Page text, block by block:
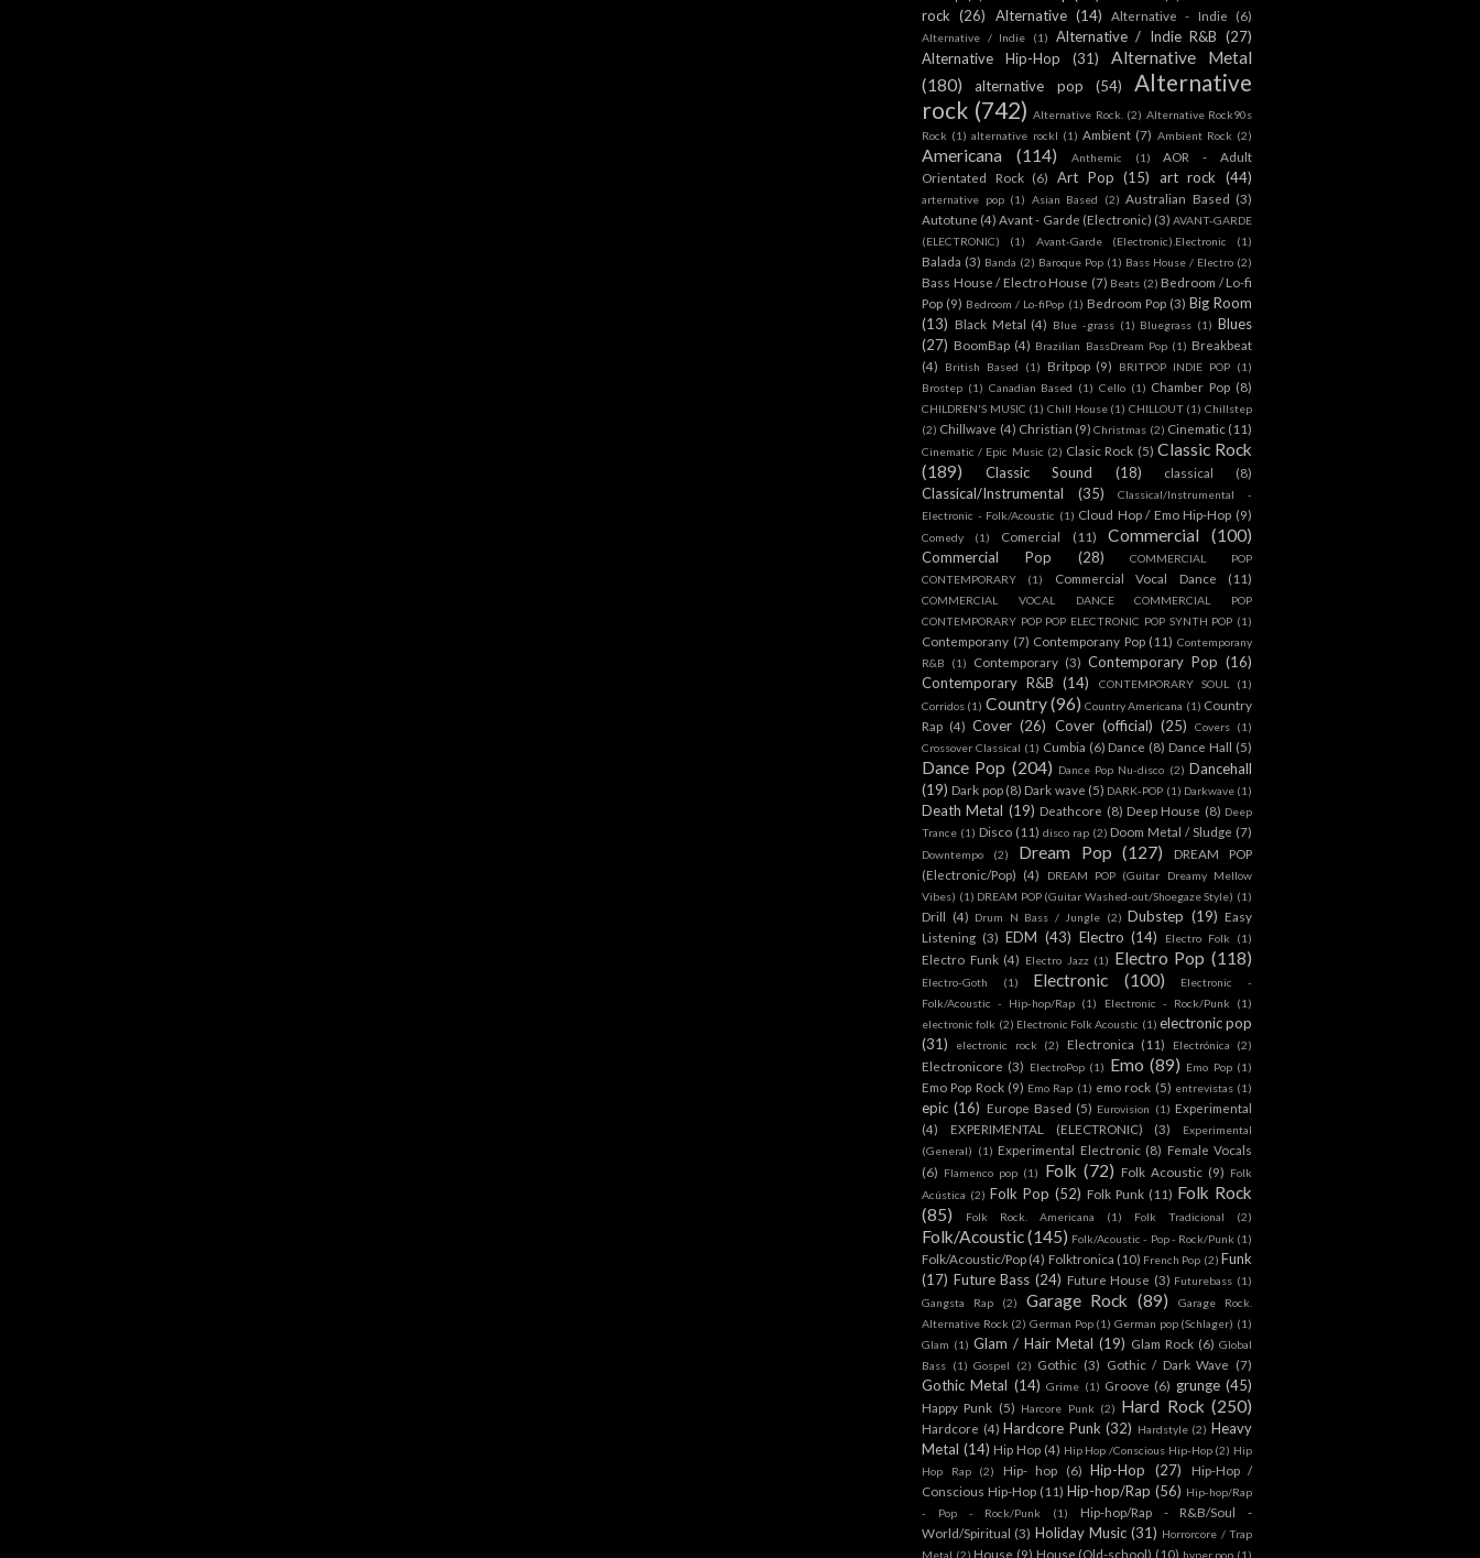
rock (26) Alternative (14) Alternative - Indie (6)
Alternative / Indie (1) Alternative / Indie R&B (27)
Alternative Hip-Hop
(31)
Alternative Metal
(180)
alternative pop (54)
Alternative
rock (742) Alternative Rock. (2) Alternative Rock90s
Rock (1) alternative rockl (1) Ambient (7) Ambient Rock (2)
Americana (114) Anthemic (1)
AOR - Adult
Orientated Rock (6) Art Pop (15) art rock (44)
arternative pop (1) Asian Based (2) Australian Based (3)
Autotune (4) Avant - Garde (Electronic) (3) AVANT-GARDE
(ELECTRONIC)
(1) Avant-Garde (Electronic).Electronic (1)
Balada (3) Banda (2) Baroque Pop (1) Bass House / Electro (2)
Bass House / Electro House (7) Beats (2) Bedroom / Lo-fi
Pop (9) Bedroom / Lo-fiPop (1) Bedroom Pop (3) Big Room
(13) Black Metal (4) Blue -grass (1) Bluegrass (1) Blues
(27) BoomBap (4) Brazilian BassDream Pop (1) Breakbeat
(4)
British Based (1) Britpop (9) BRITPOP INDIE POP (1)
Brostep (1) Canadian Based (1) Cello (1) Chamber Pop (8)
CHILDREN'S MUSIC (1) Chill House (1) CHILLOUT (1) Chillstep
(2) Chillwave (4) Christian (9) Christmas (2) Cinematic (11)
Cinematic / Epic Music (2) Clasic Rock (5) Classic Rock
(189)
Classic Sound (18) classical (8)
Classical/Instrumental (35)
Classical/Instrumental -
Electronic - Folk/Acoustic (1) Cloud Hop / Emo Hip-Hop (9)
Comedy (1) Comercial (11) Commercial (100)
Commercial Pop (28)
COMMERCIAL POP
CONTEMPORARY
(1) Commercial Vocal Dance (11)
COMMERCIAL VOCAL DANCE COMMERCIAL POP
CONTEMPORARY POP POP ELECTRONIC POP SYNTH POP (1)
Contemporany (7) Contemporany Pop (11) Contemporany
R&B
(1) Contemporary (3) Contemporary Pop (16)
Contemporary R&B (14) CONTEMPORARY SOUL
(1)
Corridos (1) Country(96) Country Americana (1) Country
Rap (4) Cover (26) Cover (official) (25) Covers (1)
Crossover Classical (1) Cumbia (6) Dance (8) Dance Hall (5)
Dance Pop (204) Dance Pop Nu-disco (2) Dancehall
(19) Dark pop (8) Dark wave (5) DARK-POP (1) Darkwave (1)
Death Metal (19) Deathcore (8) Deep House (8) Deep
Trance (1) Disco (11) disco rap (2) Doom Metal / Sludge (7)
Downtempo (2) Dream Pop (127)
DREAM POP
(Electronic/Pop) (4)
DREAM POP (Guitar Dreamy Mellow
Vibes) (1) DREAM POP (Guitar Washed-out/Shoegaze Style) (1)
Drill (4) Drum N Bass / Jungle (2) Dubstep (19) Easy
Listening (3) EDM (43) Electro (14) Electro Folk (1)
Electro Funk (4) Electro Jazz (1) Electro Pop (118)
Electro-Goth (1) Electronic (100)
Electronic -
Folk/Acoustic - Hip-hop/Rap (1) Electronic - Rock/Punk
(1)
electronic folk (2) Electronic Folk Acoustic (1) electronic pop
(31)
electronic rock (2) Electronica (11) Electrónica (2)
Electronicore (3) ElectroPop (1) Emo (89) Emo Pop (1)
Emo Pop Rock (9) Emo Rap (1) emo rock (5) entrevistas (1)
epic (16) Europe Based (5) Eurovision (1) Experimental
(4)
EXPERIMENTAL (ELECTRONIC) (3)
Experimental
(General) (1) Experimental Electronic (8) Female Vocals
(6) Flamenco pop (1) Folk (72) Folk Acoustic (9) Folk
Acústica (2) Folk Pop (52) Folk Punk (11) Folk Rock
(85)
Folk Rock. Americana (1) Folk Tradicional (2)
Folk/Acoustic(145) Folk/Acoustic - Pop - Rock/Punk (1)
Folk/Acoustic/Pop (4) Folktronica (10) French Pop (2) Funk
(17) Future Bass (24) Future House (3) Futurebass (1)
Gangsta Rap
(2) Garage Rock (89)
Garage Rock.
Alternative Rock (2) German Pop (1) German pop (Schlager) (1)
Glam (1) Glam / Hair Metal (19) Glam Rock (6) Global
Bass (1) Gospel (2) Gothic (3) Gothic / Dark Wave (7)
Gothic Metal (14) Grime (1) Groove (6) grunge (45)
Happy Punk (5) Harcore Punk (2) Hard Rock (250)
Hardcore (4) Hardcore Punk (32) Hardstyle (2) Heavy
Metal (14) Hip Hop (4) Hip Hop /Conscious Hip-Hop (2) Hip
Hop Rap
(2) Hip- hop (6) Hip-Hop (27)
Hip-Hop /
Conscious Hip-Hop (11) Hip-hop/Rap (56) Hip-hop/Rap
- Pop - Rock/Punk
(1)
Hip-hop/Rap - R&B/Soul -
World/Spiritual (3) Holiday Music (31) Horrorcore / Trap
Metal (2) House (9) House (Old-school) (10) hyper pop (1)